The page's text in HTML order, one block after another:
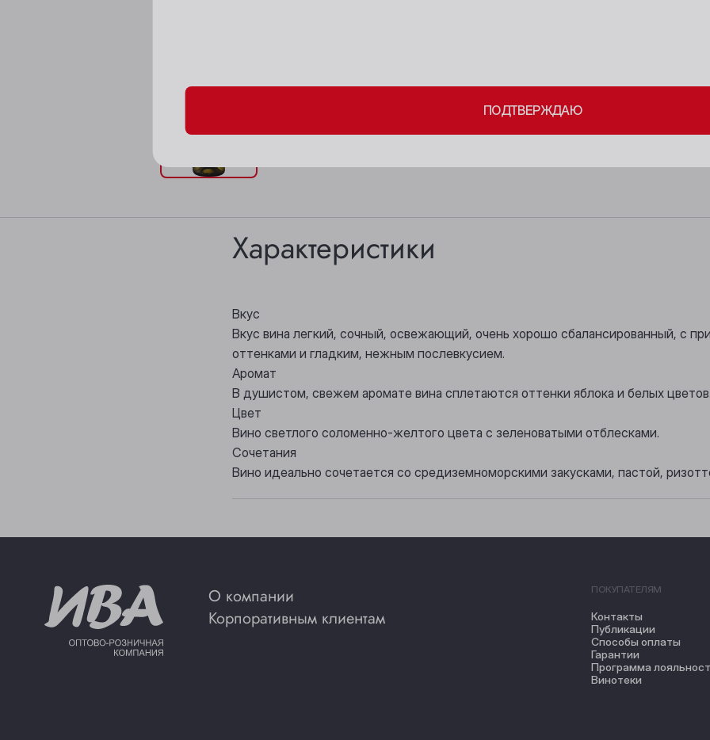
Характеристики
Вкус
Вкус вина легкий, сочный, освежающий, очень хорошо сбалансированный, с
оттенками и гладким, нежным послевкусием.
Аромат
В душистом, свежем аромате вина сплетаются оттенки яблока и белых цветов.
Цвет
Вино светлого соломенно-желтого цвета с зеленоватыми отблесками.
Сочетания
Вино идеально сочетается со средиземноморскими закусками, пастой,
О компании
Корпоративным клиентам
ПОКУПАТЕЛЯМ
Контакты
Публикации
Способы оплаты
Гарантии
Программа
Винотеки
Прокопьевск
ПОДТВЕРЖДАЮ